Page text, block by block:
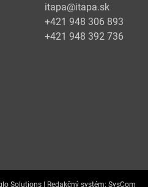
itapa@itapa.sk
+421 948 306 893
+421 948 392 736
Solutions | Redakčný systém: SysCom